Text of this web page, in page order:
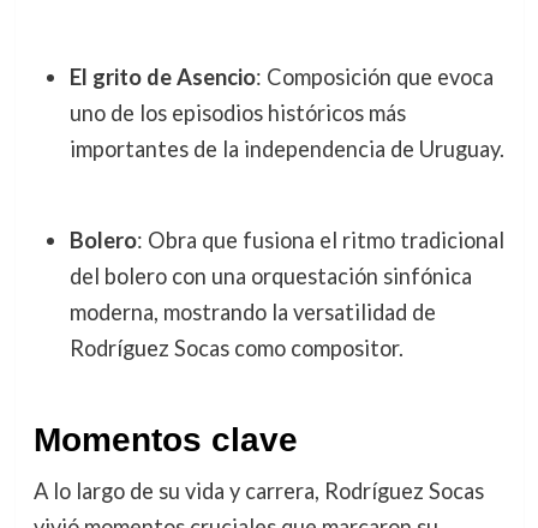
El grito de Asencio: Composición que evoca
uno de los episodios históricos más
importantes de la independencia de Uruguay.
Bolero: Obra que fusiona el ritmo tradicional
del bolero con una orquestación sinfónica
moderna, mostrando la versatilidad de
Rodríguez Socas como compositor.
Momentos clave
A lo largo de su vida y carrera, Rodríguez Socas